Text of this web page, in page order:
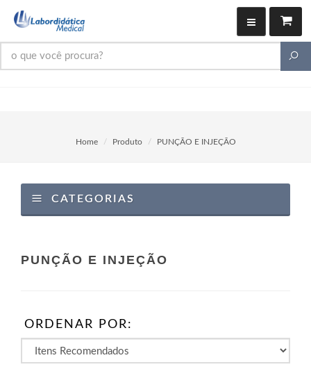
Home Produto PUNÇÃO E INJEÇÃO
CATEGORIAS
PUNÇÃO E INJEÇÃO
ORDENAR POR: